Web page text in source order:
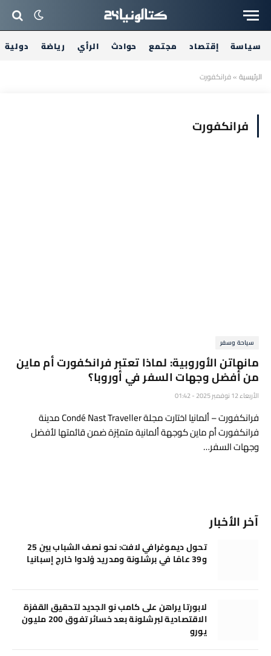
سياسة إقتصاد مجتمع حوادث الرأي رياضة دولية
الرئيسية»فرانكفورت
فرانكفورت
سياحة وسفر
مانهاتن الأوروبية: لماذا تعتبر فرانكفورت أم ماين
من أفضل وجهات السفر في أوروبا؟
الأربعاء 12 نوفمبر 2025 - 01:42
فرانكفورت – ألمانيا اختارت مجلة Condé Nast Traveller مدينة
فرانكفورت أم ماين كوجهة ألمانية متميّزة ضمن قائمتها لأفضل
وجهات السفر…
آخر الأخبار
تحول ديموغرافي لافت: نحو نصف الشباب بين 25
و39 عامًا في برشلونة ومدريد وُلدوا خارج إسبانيا
لابورتا يراهن على كامب نو الجديد لتحقيق القفزة
الاقتصادية لبرشلونة بعد خسائر تفوق 200 مليون
يورو